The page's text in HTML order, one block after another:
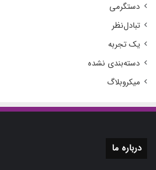
دستگرمی
تبادل‌نظر
یک تجربه
دسته‌بندی نشده
میکروبلاگ
درباره‌ ما